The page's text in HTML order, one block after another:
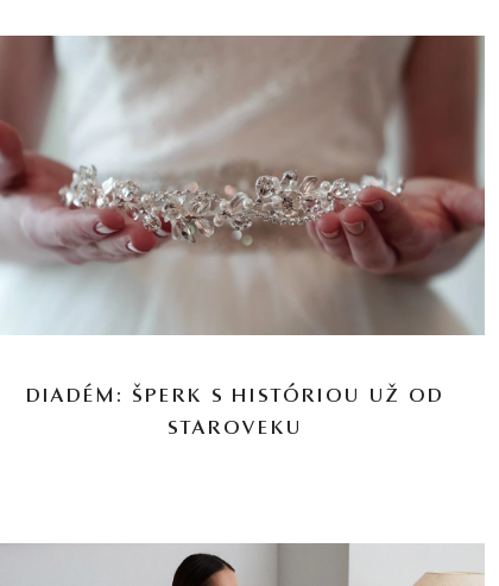
DIADÉM: ŠPERK S HISTÓRIOU UŽ OD
STAROVEKU